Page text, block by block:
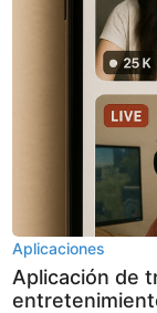
Aplicaciones
Aplicación de